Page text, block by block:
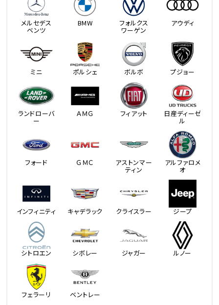
メルセデス
ベンツ
BMW フォルクス
ワーゲン
アウディ
ミニ ポルシェ ボルボ プジョー
ランドローバ
ー
ＡＭＧ フィアット 日産ディーゼ
ル
フォード ＧＭＣ アストンマー
ティン
アルファロメ
オ
インフィニティ キャデラック クライスラー ジープ
シトロエン シボレー ジャガー ルノー
フェラーリ ベントレー